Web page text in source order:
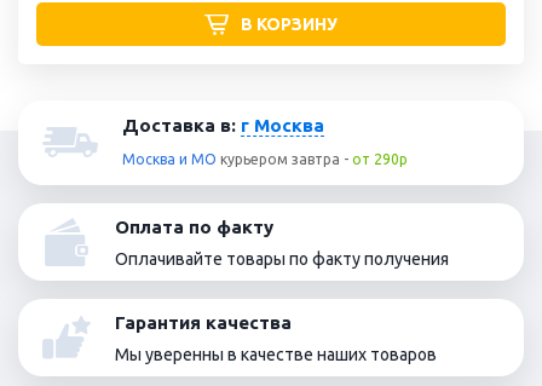
В КОРЗИНУ
Доставка в: г Москва
Москва и МО курьером завтра - от 290р
Оплата по факту
Оплачивайте товары по факту получения
Гарантия качества
Мы уверенны в качестве наших товаров